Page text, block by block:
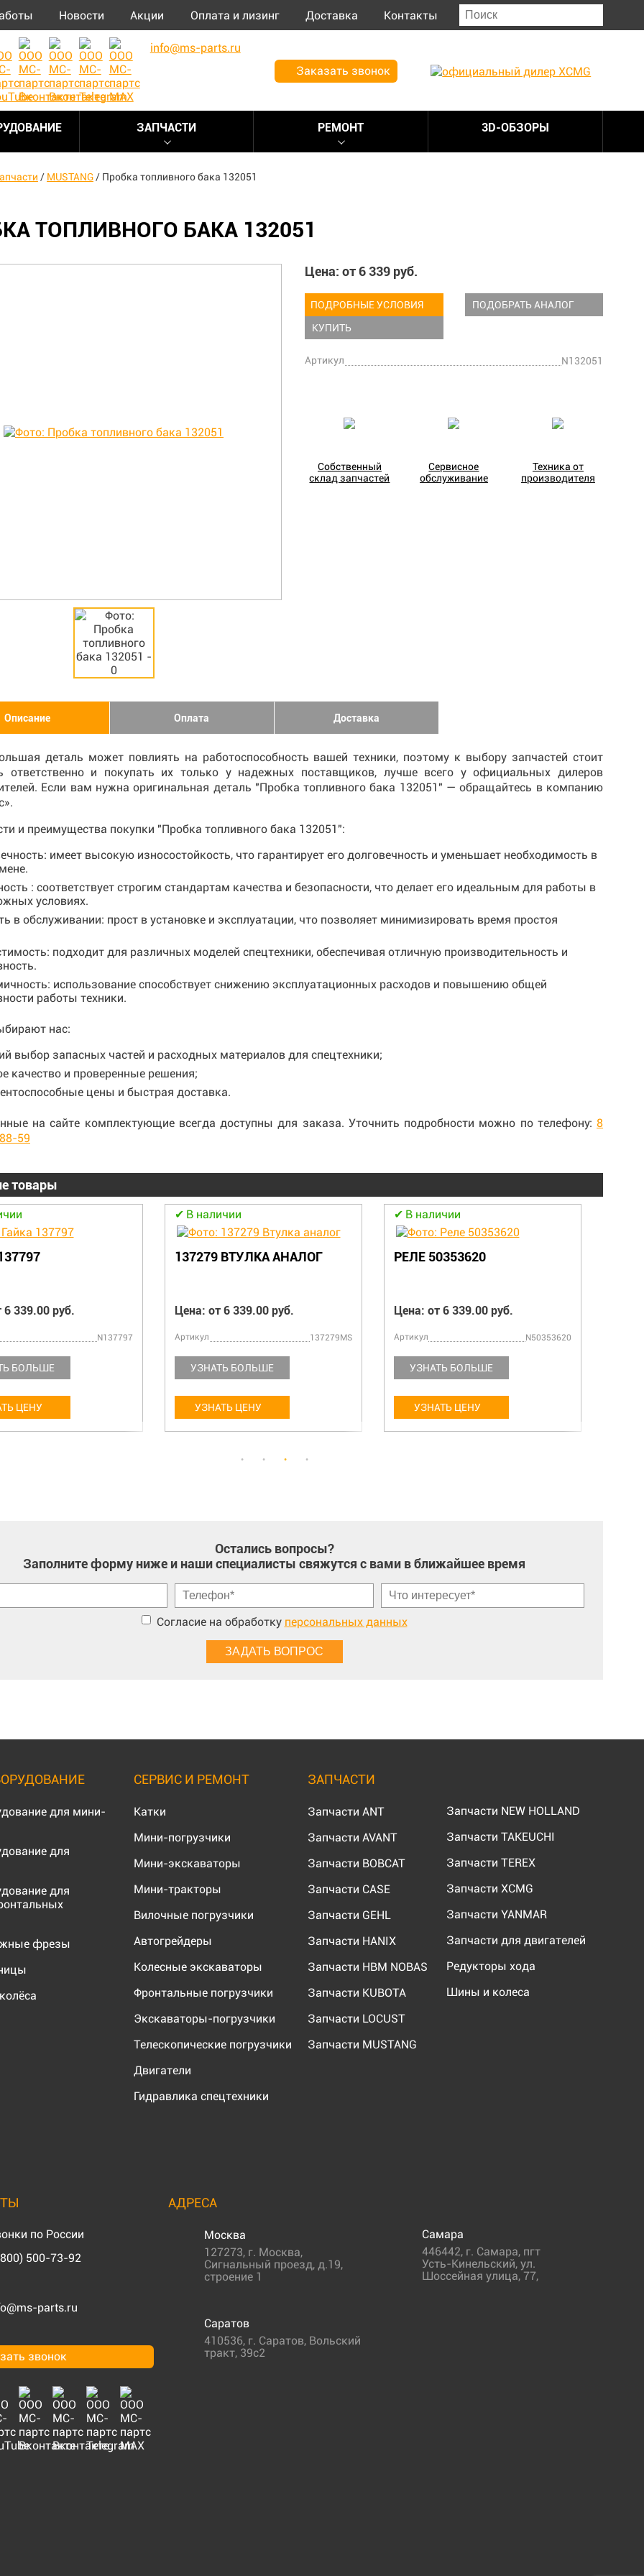
Новости Акции Оплата и лизинг Доставка Контакты
info@ms-parts.ru
Заказать звонок
ЗАПЧАСТИ РЕМОНТ 3D-ОБЗОРЫ
/ MUSTANG / Пробка топливного бака 132051
ТОПЛИВНОГО БАКА 132051
Цена: от6 339 руб.
ПОДРОБНЫЕ УСЛОВИЯ
ПОДОБРАТЬ АНАЛОГ
КУПИТЬ
Артикул N132051
Собственный
склад запчастей
Сервисное
обслуживание
Техника от
производителя
Описание Оплата Доставка
деталь может повлиять на работоспособность вашей техники, поэтому к выбору запчастей стоит
ответственно и покупать их только у надежных поставщиков, лучше всего у официальных дилеров
Если вам нужна оригинальная деталь "Пробка топливного бака 132051" — обращайтесь в компанию
и преимущества покупки "Пробка топливного бака 132051":
имеет высокую износостойкость, что гарантирует его долговечность и уменьшает необходимость в
: соответствует строгим стандартам качества и безопасности, что делает его идеальным для работы в
условиях.
в обслуживании: прост в установке и эксплуатации, что позволяет минимизировать время простоя
подходит для различных моделей спецтехники, обеспечивая отличную производительность и
использование способствует снижению эксплуатационных расходов и повышению общей
работы техники.
нас:
выбор запасных частей и расходных материалов для спецтехники;
качество и проверенные решения;
цены и быстрая доставка.
на сайте комплектующие всегда доступны для заказа. Уточнить подробности можно по телефону: 8
59
товары
6 339.00 руб.
N137797
БОЛЬШЕ
ЦЕНУ
В наличии
137279 ВТУЛКА АНАЛОГ
Цена: от 6 339.00 руб.
Артикул 137279MS
УЗНАТЬ БОЛЬШЕ
УЗНАТЬ ЦЕНУ
В наличии
РЕЛЕ 50353620
Цена: от 6 339.00 руб.
Артикул N50353620
УЗНАТЬ БОЛЬШЕ
УЗНАТЬ ЦЕНУ
Остались вопросы?
Заполните форму ниже и наши специалисты свяжутся с вами в ближайшее время
Согласие на обработку персональных данных
для мини-
для
для
фрезы
СЕРВИС И РЕМОНТ
Катки
Мини-погрузчики
Мини-экскаваторы
Мини-тракторы
Вилочные погрузчики
Автогрейдеры
Колесные экскаваторы
Фронтальные погрузчики
Экскаваторы-погрузчики
Телескопические погрузчики
Двигатели
Гидравлика спецтехники
ЗАПЧАСТИ
Запчасти ANT
Запчасти AVANT
Запчасти BOBCAT
Запчасти CASE
Запчасти GEHL
Запчасти HANIX
Запчасти HBM NOBAS
Запчасти KUBOTA
Запчасти LOCUST
Запчасти MUSTANG
Запчасти NEW HOLLAND
Запчасти TAKEUCHI
Запчасти TEREX
Запчасти XCMG
Запчасти YANMAR
Запчасти для двигателей
Редукторы хода
Шины и колеса
по России
500-73-92
parts.ru
звонок
АДРЕСА
Москва
127273, г. Москва,
Сигнальный проезд, д.19,
строение 1
Саратов
410536, г. Саратов, Вольский
тракт, 39с2
Самара
446442, г. Самара, пгт
Усть-Кинельский, ул.
Шоссейная улица, 77,